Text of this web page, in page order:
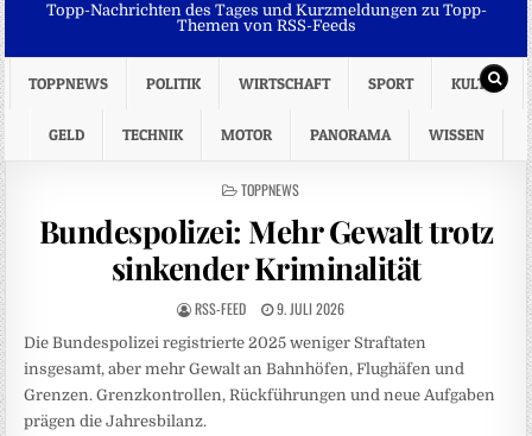
Topp-Nachrichten des Tages und Kurzmeldungen zu Topp-
Themen von RSS-Feeds
TOPPNEWS POLITIK WIRTSCHAFT SPORT KULTUR
GELD TECHNIK MOTOR PANORAMA WISSEN
POSTED
TOPPNEWS
Bundespolizei: Mehr Gewalt trotz
sinkender Kriminalität
RSS-FEED 9. JULI 2026
Die Bundespolizei registrierte 2025 weniger Straftaten
insgesamt, aber mehr Gewalt an Bahnhöfen, Flughäfen und
Grenzen. Grenzkontrollen, Rückführungen und neue Aufgaben
prägen die Jahresbilanz.